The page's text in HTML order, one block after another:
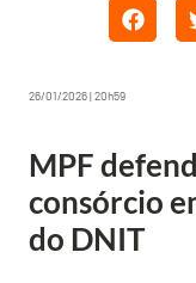
26/01/2026 | 20h59
MPF
consórcio
do DNIT